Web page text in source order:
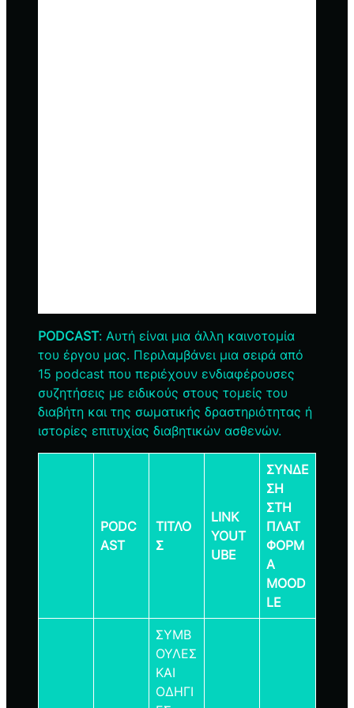
PODCAST: Αυτή είναι μια άλλη καινοτομία
του έργου μας. Περιλαμβάνει μια σειρά από
15 podcast που περιέχουν ενδιαφέρουσες
συζητήσεις με ειδικούς στους τομείς του
διαβήτη και της σωματικής δραστηριότητας ή
ιστορίες επιτυχίας διαβητικών ασθενών.
PODC
AST
ΤΙΤΛΟ
Σ
LINK
YOUT
UBE
ΣΥΝΔΕ
ΣΗ
ΣΤΗ
ΠΛΑΤ
ΦΟΡΜ
Α
MOOD
LE
ΣΥΜΒ
ΟΥΛΕΣ
ΚΑΙ
ΟΔΗΓΙ